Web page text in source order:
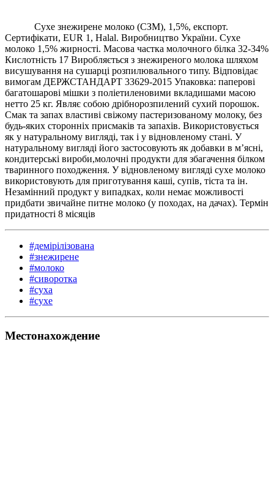
Сухе знежирене молоко (СЗМ), 1,5%, експорт.
Сертифікати, EUR 1, Halal. Виробництво України. Сухе
молоко 1,5% жирності. Масова частка молочного білка 32-34%
Кислотність 17 Виробляється з знежиреного молока шляхом
висушування на сушарці розпилювального типу. Відповідає
вимогам ДЕРЖСТАНДАРТ 33629-2015 Упаковка: паперові
багатошарові мішки з поліетиленовими вкладишами масою
нетто 25 кг. Являє собою дрібнорозпилений сухий порошок.
Смак та запах властиві свіжому пастеризованому молоку, без
будь-яких сторонніх присмаків та запахів. Використовується
як у натуральному вигляді, так і у відновленому стані. У
натуральному вигляді його застосовують як добавки в м’ясні,
кондитерські вироби,молочні продукти для збагачення білком
тваринного походження. У відновленому вигляді сухе молоко
використовують для приготування каші, супів, тіста та ін.
Незамінний продукт у випадках, коли немає можливості
придбати звичайне питне молоко (у походах, на дачах). Термін
придатності 8 місяців
#демірілізована
#знежирене
#молоко
#сиворотка
#суха
#сухе
Местонахождение